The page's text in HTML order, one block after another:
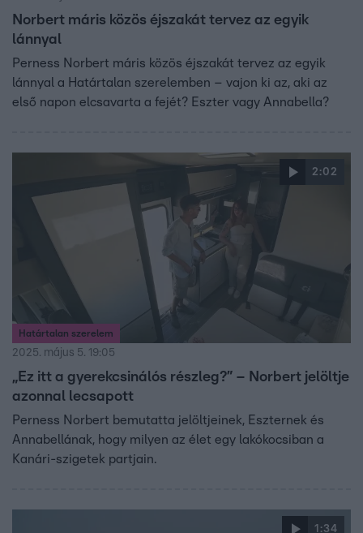
Norbert máris közös éjszakát tervez az egyik
lánnyal
Perness Norbert máris közös éjszakát tervez az egyik
lánnyal a Határtalan szerelemben – vajon ki az, aki az
első napon elcsavarta a fejét? Eszter vagy Annabella?
2:02
Határtalan szerelem
2025. május 5. 19:05
„Ez itt a gyerekcsinálós részleg?” – Norbert jelöltje
azonnal lecsapott
Perness Norbert bemutatta jelöltjeinek, Eszternek és
Annabellának, hogy milyen az élet egy lakókocsiban a
Kanári-szigetek partjain.
1:34